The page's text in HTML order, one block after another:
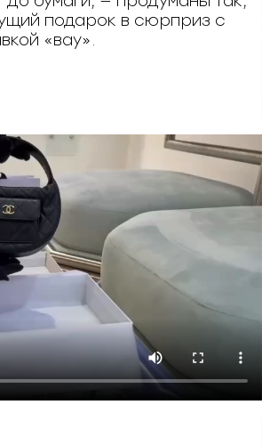
подарок в сюрприз с
«вау».